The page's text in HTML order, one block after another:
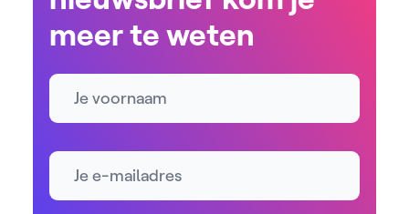
meer te weten
Naam
E-mailadres *